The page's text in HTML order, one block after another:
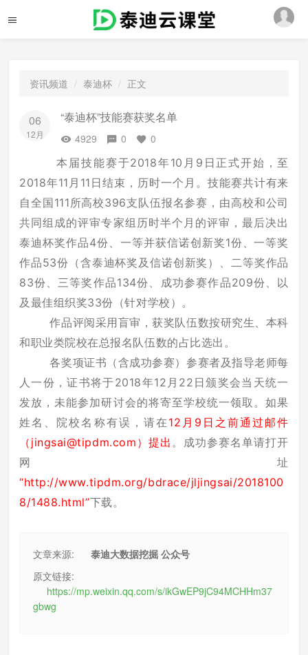
资讯频道 泰迪杯 正文
06
12月
“泰迪杯”技能赛获奖名单
4929 0
0
本届技能赛于2018年10月9日正式开始，至
2018年11月11日结束，历时一个月。技能赛共计有来
自全国111所高校396支队伍报名参赛，由高校和公司
共同组成的评审专家组历时半个月的评审，最后决出
泰迪杯奖作品4份、一等并获信诺创新奖1份、一等奖
作品53份（含泰迪杯奖及信诺创新奖）、二等奖作品
83份、三等奖作品134份、成功参赛作品209份、以
及最佳组织奖33份（针对学校）。
作品评阅采用盲审，获奖队伍数按研究生、本科
和职业类院校在总报名队伍数的占比选出。
各奖项证书（含成功参赛）参赛者及指导老师每
人一份，证书将于2018年12月22日颁奖会当天统一
发放，未能参加研讨会的将寄至学校统一领取。如果
姓名、院校名称有误，请在 12月9日之前通过邮件
（jingsai@tipdm.com）提出 。成功参赛名单请打开
网址
“http://www.tipdm.org/bdrace/jljingsai/2018100
8/1488.html”下载。
文章来源:
泰迪大数据挖掘 公众号
原文链接:
https://mp.weixin.qq.com/s/ikGwEP9jC94MCHHm37
gbwg